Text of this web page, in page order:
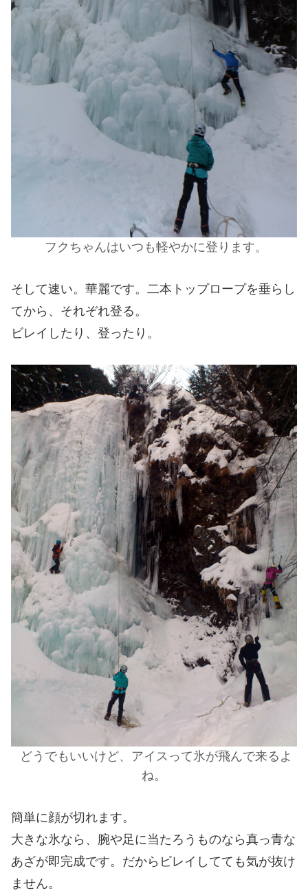
フクちゃんはいつも軽やかに登ります。
そして速い。華麗です。二本トップロープを垂らし
てから、それぞれ登る。
ビレイしたり、登ったり。
どうでもいいけど、アイスって氷が飛んで来るよ
ね。
簡単に顔が切れます。
大きな氷なら、腕や足に当たろうものなら真っ青な
あざが即完成です。だからビレイしてても気が抜け
ません。